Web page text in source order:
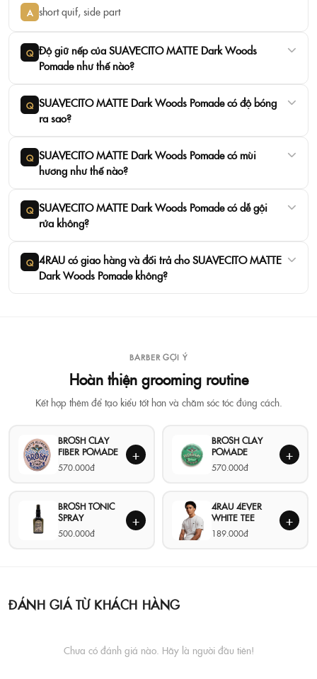
A short quif, side part
Q Độ giữ nếp của SUAVECITO MATTE Dark Woods
Pomade như thế nào?
Q SUAVECITO MATTE Dark Woods Pomade có độ bóng
ra sao?
Q SUAVECITO MATTE Dark Woods Pomade có mùi
hương như thế nào?
Q SUAVECITO MATTE Dark Woods Pomade có dễ gội
rửa không?
Q 4RAU có giao hàng và đổi trả cho SUAVECITO MATTE
Dark Woods Pomade không?
BARBER GỢI Ý
Hoàn thiện grooming routine
Kết hợp thêm để tạo kiểu tốt hơn và chăm sóc tóc đúng cách.
BROSH CLAY
FIBER POMADE
570.000đ
+
BROSH CLAY
POMADE
570.000đ
+
BROSH TONIC
SPRAY
500.000đ
+
4RAU 4EVER
WHITE TEE
189.000đ
+
ĐÁNH GIÁ TỪ KHÁCH HÀNG
Chưa có đánh giá nào. Hãy là người đầu tiên!